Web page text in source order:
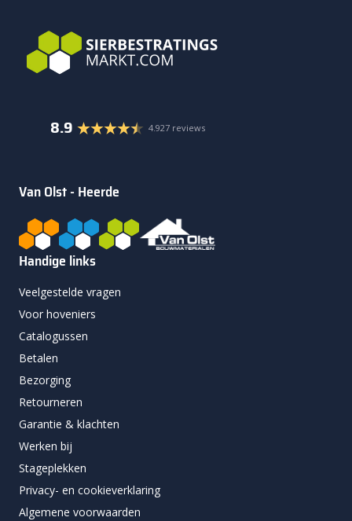
8.9 4.927 reviews
Van Olst - Heerde
Handige links
Veelgestelde vragen
Voor hoveniers
Catalogussen
Betalen
Bezorging
Retourneren
Garantie & klachten
Werken bij
Stageplekken
Privacy- en cookieverklaring
Algemene voorwaarden